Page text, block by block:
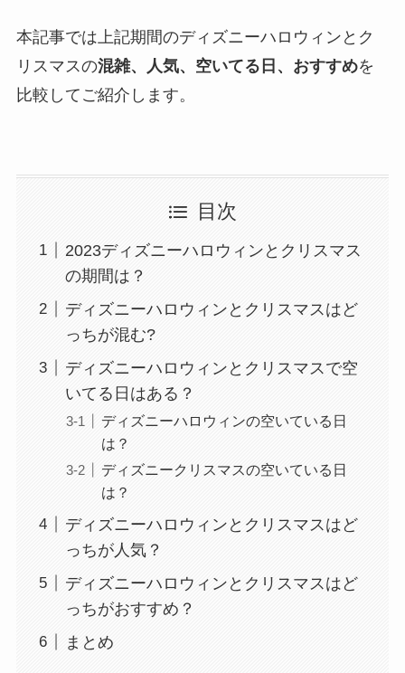
本記事では上記期間のディズニーハロウィンとク
リスマスの混雑、人気、空いてる日、おすすめを
比較してご紹介します。
目次
2023ディズニーハロウィンとクリスマス
の期間は？
ディズニーハロウィンとクリスマスはど
っちが混む?
ディズニーハロウィンとクリスマスで空
いてる日はある？
ディズニーハロウィンの空いている日
は？
ディズニークリスマスの空いている日
は？
ディズニーハロウィンとクリスマスはど
っちが人気？
ディズニーハロウィンとクリスマスはど
っちがおすすめ？
まとめ